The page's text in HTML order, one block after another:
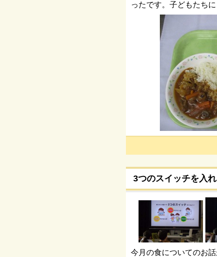
ったです。子どもたち
3つのスイッチを入
今月の食についてのお